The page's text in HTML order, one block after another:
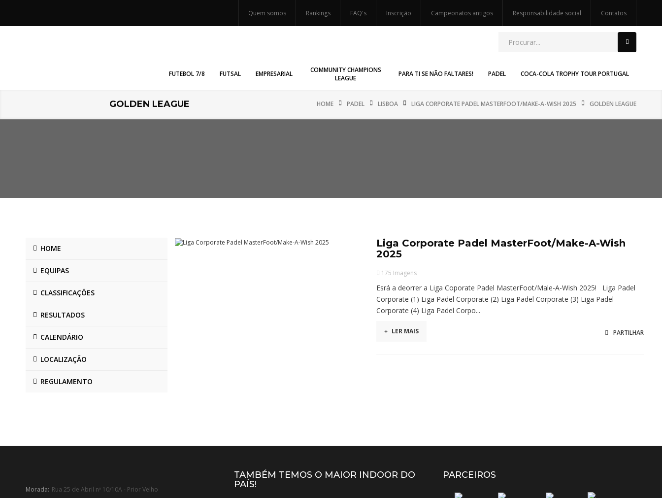
Quem somos Rankings FAQ's Inscrição Campeonatos antigos Responsabilidade social Contatos
FUTEBOL 7/8 FUTSAL EMPRESARIAL
COMMUNITY CHAMPIONS
LEAGUE
PARA TI SE NÃO FALTARES! PADEL COCA-COLA TROPHY TOUR PORTUGAL
GOLDEN LEAGUE HOME PADEL LISBOA LIGA CORPORATE PADEL MASTERFOOT/MAKE-A-WISH 2025 GOLDEN LEAGUE
HOME
EQUIPAS
CLASSIFICAÇÕES
RESULTADOS
CALENDÁRIO
LOCALIZAÇÃO
REGULAMENTO
Liga Corporate Padel MasterFoot/Make-A-Wish
2025
175 Imagens
Esrá a deorrer a Liga Coporate Padel MasterFoot/Male-A-Wish 2025! Liga Padel
Corporate (1) Liga Padel Corporate (2) Liga Padel Corporate (3) Liga Padel
Corporate (4) Liga Padel Corpo...
+ LER MAIS PARTILHAR
Morada: Rua 25 de Abril nº 10/10A - Prior Velho
TAMBÉM TEMOS O MAIOR INDOOR DO
PAÍS!
PARCEIROS